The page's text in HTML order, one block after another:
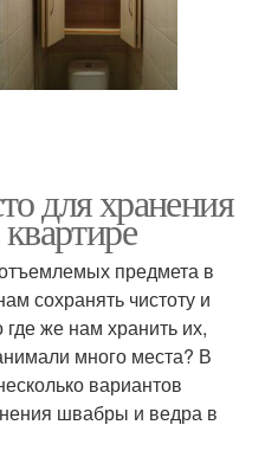
для хранения
предмета в
сохранять чистоту и
же нам хранить их,
много места? В
вариантов
швабры и ведра в